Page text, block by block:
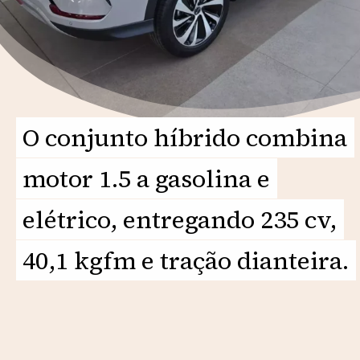
O conjunto híbrido combina
motor 1.5 a gasolina e
elétrico, entregando 235 cv,
40,1 kgfm e tração dianteira.
O conjunto híbrido combina
motor 1.5 a gasolina e
elétrico, entregando 235 cv,
40,1 kgfm e tração dianteira.